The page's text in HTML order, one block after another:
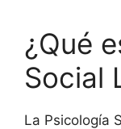
¿Qué
Social
La Psicología